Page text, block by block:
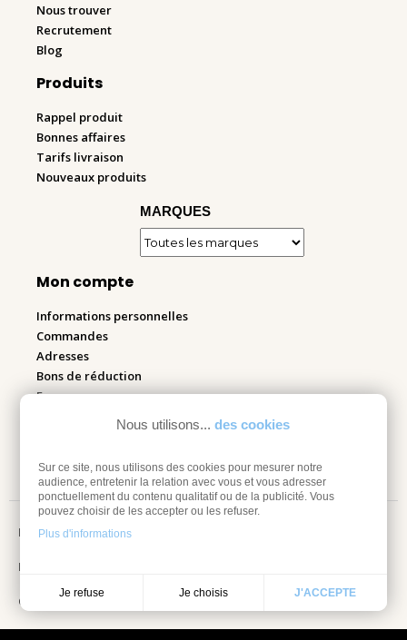
Nous utilisons... des cookies
Sur ce site, nous utilisons des cookies pour mesurer notre
audience, entretenir la relation avec vous et vous adresser
ponctuellement du contenu qualitatif ou de la publicité. Vous
pouvez choisir de les accepter ou les refuser.
Plus d'informations
Je refuse Je choisis J'ACCEPTE
Nous trouver
Recrutement
Blog
Produits
Rappel produit
Bonnes affaires
Tarifs livraison
Nouveaux produits
MARQUES
Mon compte
Informations personnelles
Commandes
Adresses
Bons de réduction
Espace pro
Mentions légales
Information sur les cookies
Conditions Générales de vente